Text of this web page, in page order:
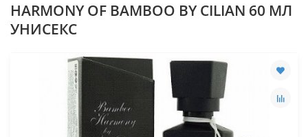
HARMONY OF BAMBOO BY CILIAN 60 МЛ
УНИСЕКС